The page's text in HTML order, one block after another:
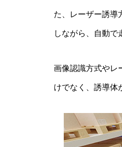
た、レーザー誘導
しながら、自動で
画像認識方式やレ
けでなく、誘導体